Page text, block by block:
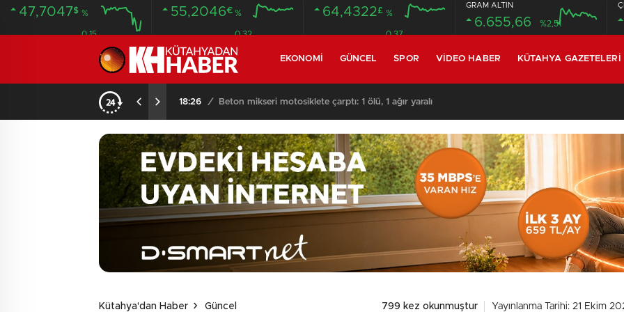
47,7047$ %
0.15
55,2046€ %
0.32
64,4322£ %
0.37
GRAM ALTIN
6.655,66 %2,51
EKONOMI GÜNCEL SPOR VIDEO HABER KÜTAHYA GAZETELERI
18:26 / Beton mikseri motosiklete çarptı: 1 ölü, 1 ağır yaralı
Kütahya'dan Haber Güncel 799 kez okunmuştur Yayınlanma Tarihi: 21 Ekim